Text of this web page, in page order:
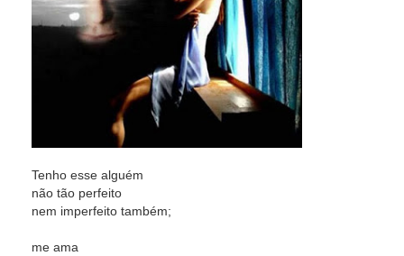
Tenho esse alguém
não tão perfeito
nem imperfeito também;
me ama